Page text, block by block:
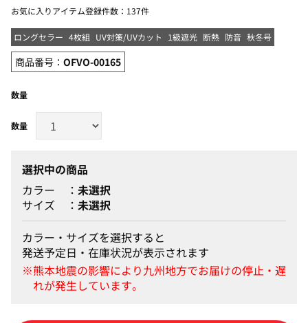
お気に入りアイテム登録件数： 137件
ロングセラー 4枚組 UV対策/UVカット 1級遮光 断熱 防音 秋冬号
商品番号： OFVO-00165
数量
選択中の商品
カラー
未選択
サイズ
未選択
カラー・サイズを選択すると
発送予定日・在庫状況が表示されます